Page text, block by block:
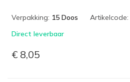
Verpakking: 15 Doos Artikelcode:
Direct leverbaar
€ 8,05